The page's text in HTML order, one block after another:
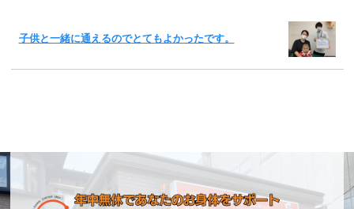
子供と一緒に通えるのでとてもよかったです。